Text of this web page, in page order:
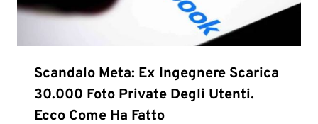
Scandalo Meta: Ex Ingegnere Scarica
30.000 Foto Private Degli Utenti.
Ecco Come Ha Fatto